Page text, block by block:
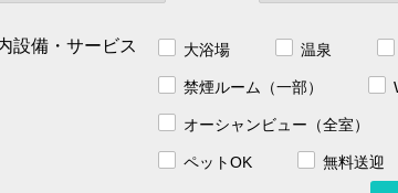
設備・サービス 大浴場 温泉
禁煙ルーム（一部）
オーシャンビュー（全室）
ペットOK 無料送迎